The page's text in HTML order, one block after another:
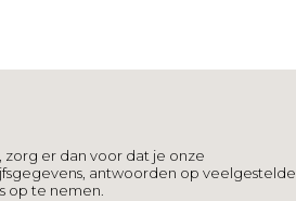
er dan voor dat je onze
antwoorden op veelgestelde
op te nemen.